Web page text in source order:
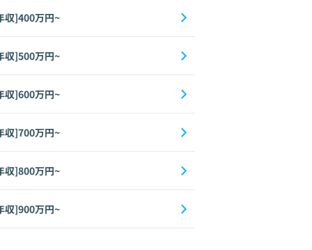
収]400万円~
収]500万円~
収]600万円~
収]700万円~
収]800万円~
収]900万円~